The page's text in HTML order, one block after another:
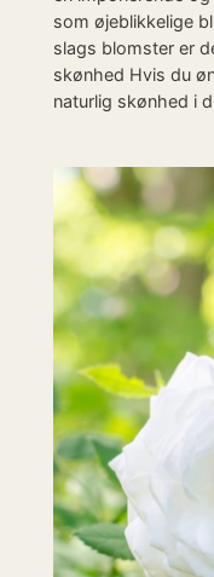
som øjeblikkelige
slags blomster er
skønhed Hvis du
naturlig skønhed i